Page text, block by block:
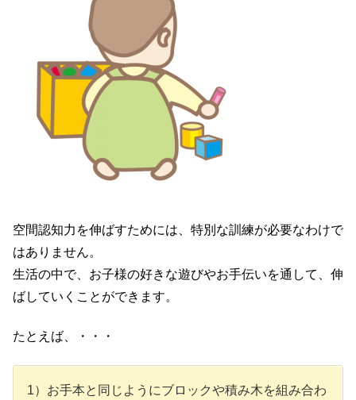
空間認知力を伸ばすためには、特別な訓練が必要なわけで
はありません。
生活の中で、お子様の好きな遊びやお手伝いを通して、伸
ばしていくことができます。
たとえば、・・・
1）お手本と同じようにブロックや積み木を組み合わ